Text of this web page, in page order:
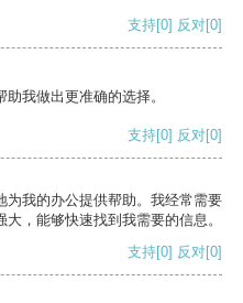
支持[0] 反对[0]
我做出更准确的选择。
支持[0] 反对[0]
为我的办公提供帮助。我经常需要
，能够快速找到我需要的信息。
支持[0] 反对[0]